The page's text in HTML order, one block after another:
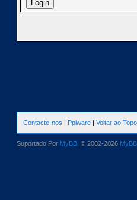
Contacte-nos | Pplware | Voltar ao Topo
Suportado Por MyBB , © 2002-2026